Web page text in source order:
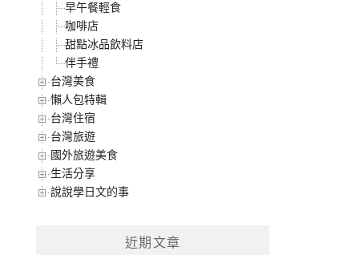
早午餐輕食
咖啡店
甜點冰品飲料店
伴手禮
台灣美食
懶人包特輯
台灣住宿
台灣旅遊
國外旅遊美食
生活分享
說說學日文的事
近期文章